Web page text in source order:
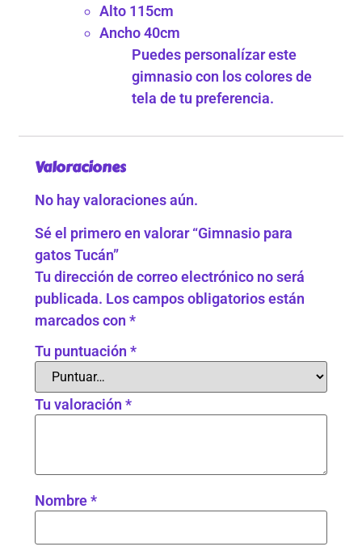
Alto 115cm
Ancho 40cm
Puedes personalízar este
gimnasio con los colores de
tela de tu preferencia.
Valoraciones
No hay valoraciones aún.
Sé el primero en valorar “Gimnasio para
gatos Tucán”
Tu dirección de correo electrónico no será
publicada. Los campos obligatorios están
marcados con*
Tu puntuación*
Tu valoración*
Nombre*